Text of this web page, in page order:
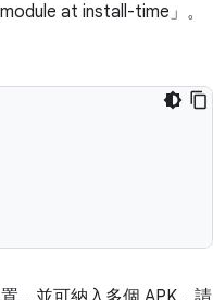
at install-time」 。